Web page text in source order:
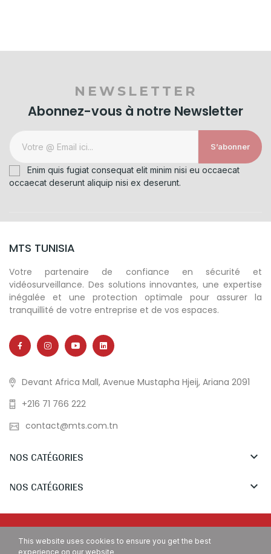
NEWSLETTER
Abonnez-vous à notre Newsletter
S’abonner
Enim quis fugiat consequat elit minim nisi eu occaecat
occaecat deserunt aliquip nisi ex deserunt.
MTS TUNISIA
Votre partenaire de confiance en sécurité et
vidéosurveillance. Des solutions innovantes, une expertise
inégalée et une protection optimale pour assurer la
tranquillité de votre entreprise et de vos espaces.
Devant Africa Mall, Avenue Mustapha Hjeij, Ariana 2091
+216 71 766 222
contact@mts.com.tn
NOS CATÉGORIES 
NOS CATÉGORIES 
This website uses cookies to ensure you get the best
experience on our website